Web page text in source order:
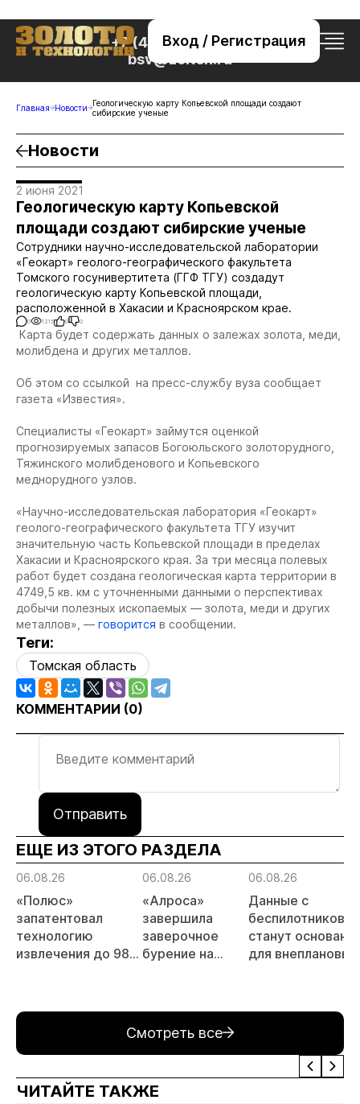
Вход / Регистрация
+7 (495) 221-76-32
bsv@zolteh.ru
Главная Новости Геологическую карту Копьевской площади создают
сибирские ученые
Новости
2 июня 2021
Геологическую карту Копьевской
площади создают сибирские ученые
Сотрудники научно-исследовательской лаборатории
«Геокарт» геолого-географического факультета
Томского госунивертитета (ГГФ ТГУ) создадут
геологическую карту Копьевской площади,
расположенной в Хакасии и Красноярском крае.
0 1215 0 0
Карта будет содержать данных о залежах золота, меди,
молибдена и других металлов.
Об этом со ссылкой на пресс-службу вуза сообщает
газета «Известия».
Специалисты «Геокарт» займутся оценкой
прогнозируемых запасов Богоюльского золоторудного,
Тяжинского молибденового и Копьевского
меднорудного узлов.
«Научно-исследовательская лаборатория «Геокарт»
геолого-географического факультета ТГУ изучит
значительную часть Копьевской площади в пределах
Хакасии и Красноярского края. За три месяца полевых
работ будет создана геологическая карта территории в
4749,5 кв. км с уточненными данными о перспективах
добычи полезных ископаемых — золота, меди и других
металлов», — говорится в сообщении.
Теги:
Томская область
КОММЕНТАРИИ (0)
Отправить
ЕЩЕ ИЗ ЭТОГО РАЗДЕЛА
06.08.26
«Полюс»
запатентовал
технологию
извлечения до 98%
06.08.26
«Алроса»
завершила
заверочное
бурение на
06.08.26
Данные с
беспилотников
станут
для внеплановых
Смотреть все
ЧИТАЙТЕ ТАКЖЕ